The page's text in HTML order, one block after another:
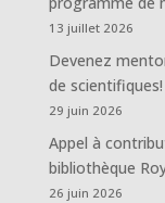
13 juillet 2026
Devenez
de scientifiques!
29 juin 2026
Appel à
bibliothèque
26 juin 2026